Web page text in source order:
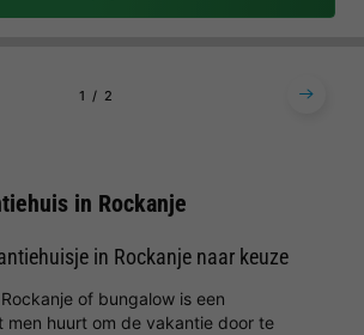
1 2
in Rockanje
in Rockanje naar keuze
of bungalow is een
men huurt om de vakantie door te